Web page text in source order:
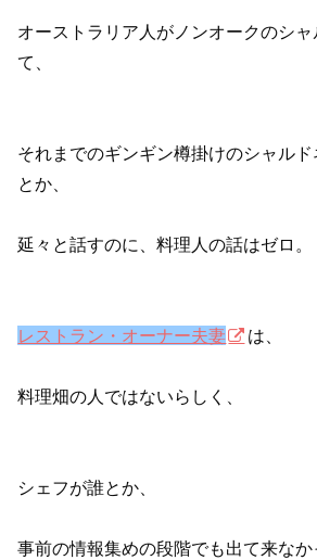
オーストラリア人がノンオークのシ
て、
それまでのギンギン樽掛けのシャル
とか、
延々と話すのに、料理人の話はゼロ。
レストラン・オーナー夫妻 は、
料理畑の人ではないらしく、
シェフが誰とか、
事前の情報集めの段階でも出て来なか